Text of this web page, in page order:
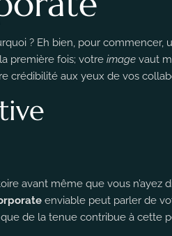
? Eh bien, pour commencer,
première fois; votre image vaut
crédibilité aux yeux de vos
avant même que vous n’ayez
enviable peut parler de
de la tenue contribue à cette